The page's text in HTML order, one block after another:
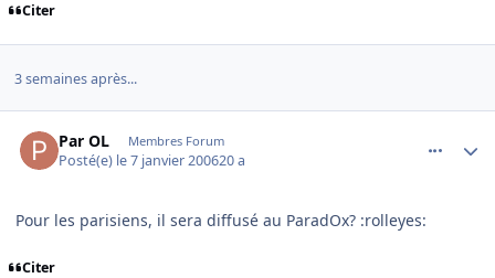
Citer
3 semaines après...
Par OL Membres Forum
Posté(e) le 7 janvier 200620 a
Pour les parisiens, il sera diffusé au ParadOx? :rolleyes:
Citer